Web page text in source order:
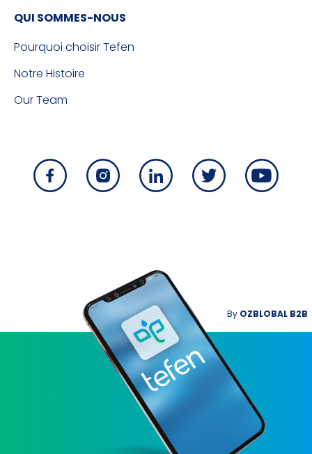
QUI SOMMES-NOUS
Pourquoi choisir Tefen
Notre Histoire
Our Team
By OZBLOBAL B2B